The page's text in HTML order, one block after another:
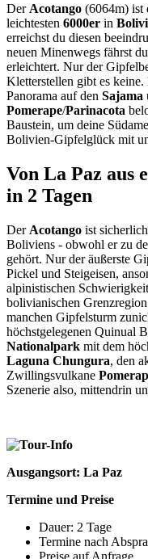
Der Acotango (6064m) ist
leichtesten 6000er in
erreichst du diesen
neuen Minenwegs fährst
erleichtert. Nur der
Kletterstellen gibt es
Panorama auf den Sajama
Pomerape/Parinacota
Baustein, um deine
Bolivien-Gipfelglück mit
Von La Paz aus
in 2 Tagen
Der Acotango ist
Boliviens - obwohl er zu
gehört. Nur der äußerste
Pickel und Steigeisen,
alpinistischen
bolivianischen
manchen Gipfelsturm
höchstgelegenen Quinual
Nationalpark mit dem
Laguna Chungura, den
Zwillingsvulkane
Szenerie also, mittendrin
Ausgangsort: La Paz
Termine und Preise
Dauer: 2 Tage
Termine nach
Preise auf Anfrage